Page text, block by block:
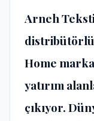
Arneh
Home
yatırım
çıkıyor.